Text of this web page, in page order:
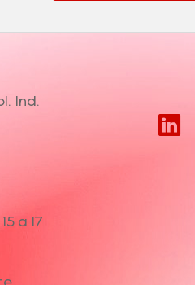
Ind.
a 17